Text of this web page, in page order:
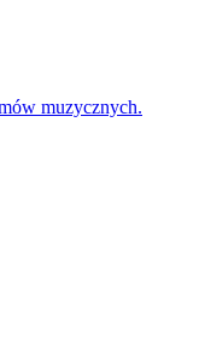
muzycznych.